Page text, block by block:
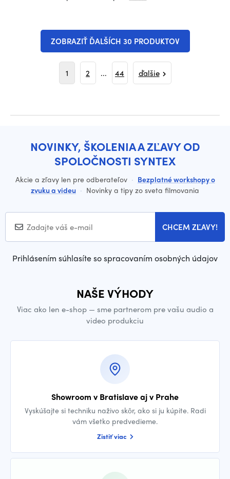
ZOBRAZIŤ ĎALŠÍCH 30 PRODUKTOV
1 2 ... 44 ďalšie
NOVINKY, ŠKOLENIA A ZĽAVY OD
SPOLOČNOSTI SYNTEX
Akcie a zľavy len pre odberateľov · Bezplatné workshopy o
zvuku a videu · Novinky a tipy zo sveta filmovania
CHCEM ZĽAVY!
Prihlásením súhlasíte so spracovaním osobných údajov
NAŠE VÝHODY
Viac ako len e-shop — sme partnerom pre vašu audio a
video produkciu
Showroom v Bratislave aj v Prahe
Vyskúšajte si techniku naživo skôr, ako si ju kúpite. Radi
vám všetko predvedieme.
Zistiť viac